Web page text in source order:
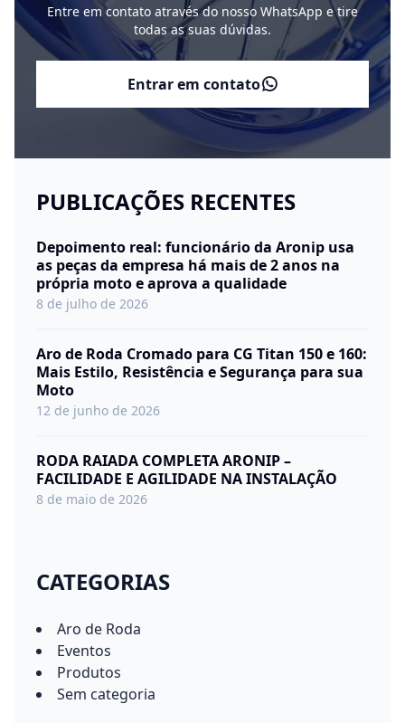
PUBLICAÇÕES RECENTES
Depoimento real: funcionário da Aronip usa
as peças da empresa há mais de 2 anos na
própria moto e aprova a qualidade
8 de julho de 2026
Aro de Roda Cromado para CG Titan 150 e 160:
Mais Estilo, Resistência e Segurança para sua
Moto
12 de junho de 2026
RODA RAIADA COMPLETA ARONIP –
FACILIDADE E AGILIDADE NA INSTALAÇÃO
8 de maio de 2026
CATEGORIAS
Aro de Roda
Eventos
Produtos
Sem categoria
Entre em contato através do nosso WhatsApp e tire
todas as suas dúvidas.
Entrar em contato